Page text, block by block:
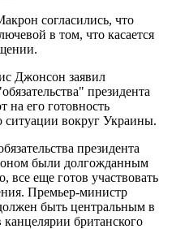
согласились, что
в том, что касается
Джонсон заявил
президента
его готовность
вокруг Украины.
президента
были долгожданным
все еще готов участвовать
Премьер-министр
быть центральным в
британского